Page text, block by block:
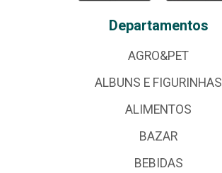
Departamentos
AGRO&PET
ALBUNS E FIGURINHAS
ALIMENTOS
BAZAR
BEBIDAS